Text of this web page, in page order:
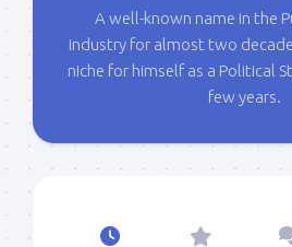
A well-known name in the
industry for almost two
niche for himself as a Political
few years.